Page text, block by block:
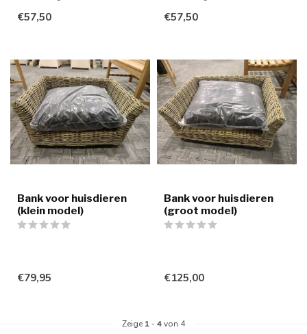
wunderschönen ...
€57,50
wunderschönen ...
€57,50
Bank voor huisdieren
(klein model)
€79,95
Bank voor huisdieren
(groot model)
€125,00
Zeige 1 -4von 4